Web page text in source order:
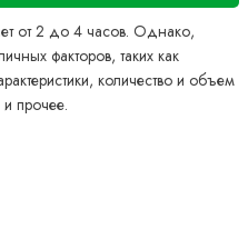
от 2 до 4 часов. Однако,
факторов, таких как
количество и объем
прочее.